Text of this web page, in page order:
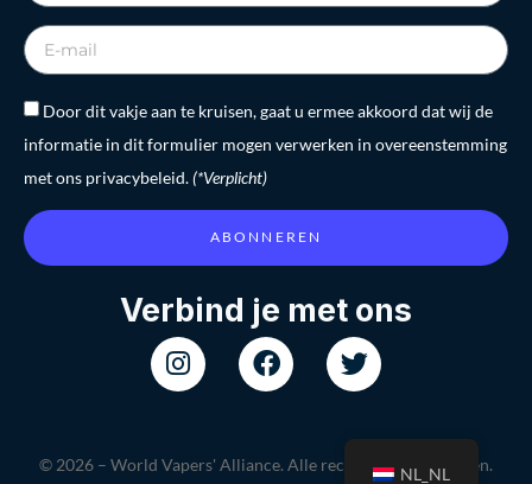
Door dit vakje aan te kruisen, gaat u ermee akkoord dat wij de
informatie in dit formulier mogen verwerken in overeenstemming
met ons privacybeleid.(*Verplicht)
ABONNEREN
Verbind je met ons
© 2026 – World Vapers' Alliance. Alle rechten voorbehouden.
NL_NL